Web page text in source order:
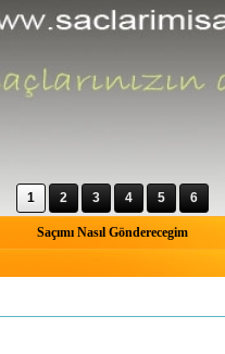
1
2 3 4 5 6
Saçımı Nasıl Gönderecegim